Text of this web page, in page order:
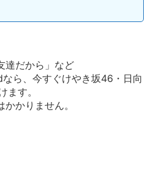
達だから」など
ら、今すぐけやき坂46・日向
ます。
かりません。